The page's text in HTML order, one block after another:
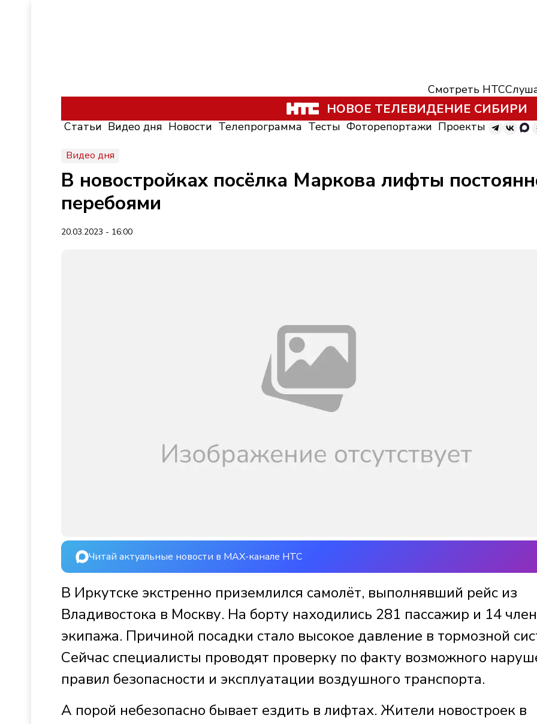
Смотреть НТС
НОВОЕ ТЕЛЕВИДЕНИЕ СИБИРИ
Статьи Видео дня Новости Телепрограмма Тесты Фоторепортажи Проекты
Видео дня
В новостройках посёлка Маркова лифты
перебоями
20.03.2023 - 16:00
Читай актуальные новости в MAX-канале НТС
В Иркутске экстренно приземлился самолёт, выполнявший рейс из
Владивостока в Москву. На борту находились 281 пассажир и 14
экипажа. Причиной посадки стало высокое давление в тормозной
Сейчас специалисты проводят проверку по факту возможного
правил безопасности и эксплуатации воздушного транспорта.
А порой небезопасно бывает ездить в лифтах. Жители новостроек в